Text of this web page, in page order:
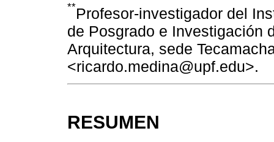
**Profesor-investigador del
de Posgrado e Investigación
Arquitectura, sede
<ricardo.medina@upf.edu>.
RESUMEN